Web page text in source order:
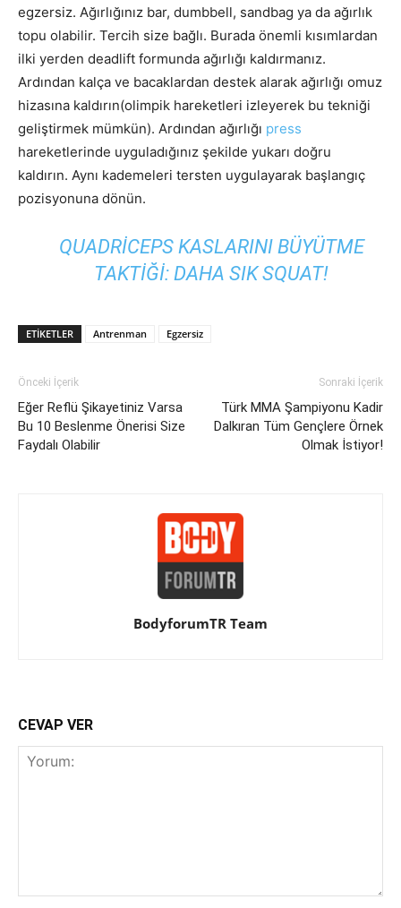
egzersiz. Ağırlığınız bar, dumbbell, sandbag ya da ağırlık
topu olabilir. Tercih size bağlı. Burada önemli kısımlardan
ilki yerden deadlift formunda ağırlığı kaldırmanız.
Ardından kalça ve bacaklardan destek alarak ağırlığı omuz
hizasına kaldırın(olimpik hareketleri izleyerek bu tekniği
geliştirmek mümkün). Ardından ağırlığı press
hareketlerinde uyguladığınız şekilde yukarı doğru
kaldırın. Aynı kademeleri tersten uygulayarak başlangıç
pozisyonuna dönün.
QUADRICEPS KASLARINI BÜYÜTME
TAKTIĞI: DAHA SIK SQUAT!
ETIKETLER Antrenman Egzersiz
Önceki İçerik
Eğer Reflü Şikayetiniz Varsa
Bu 10 Beslenme Önerisi Size
Faydalı Olabilir
Sonraki İçerik
Türk MMA Şampiyonu Kadir
Dalkıran Tüm Gençlere Örnek
Olmak İstiyor!
BodyforumTR Team
CEVAP VER